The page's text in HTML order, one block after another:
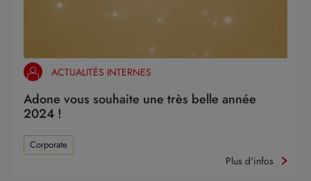
ACTUALITÉS INTERNES
Adone vous souhaite une très belle année
2024 !
Corporate
Plus d'infos